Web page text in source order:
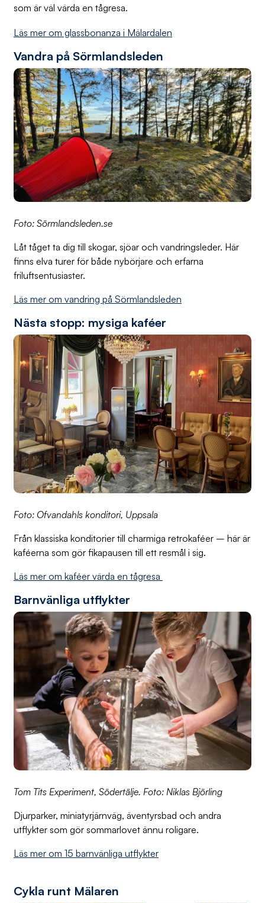
som är väl värda en tågresa.
Läs mer om glassbonanza i Mälardalen
Vandra på Sörmlandsleden
Foto: Sörmlandsleden.se
Låt tåget ta dig till skogar, sjöar och vandringsleder. Här
finns elva turer för både nybörjare och erfarna
friluftsentusiaster.
Läs mer om vandring på Sörmlandsleden
Nästa stopp: mysiga kaféer
Foto: Ofvandahls konditori, Uppsala
Från klassiska konditorier till charmiga retrokaféer – här är
kaféerna som gör fikapausen till ett resmål i sig.
Läs mer om kaféer värda en tågresa
Barnvänliga utflykter
Tom Tits Experiment, Södertälje. Foto: Niklas Björling
Djurparker, miniatyrjärnväg, äventyrsbad och andra
utflykter som gör sommarlovet ännu roligare.
Läs mer om 15 barnvänliga utflykter
Cykla runt Mälaren